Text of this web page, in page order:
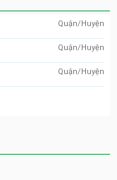
Quận/Huyện
Quận/Huyện
Quận/Huyện